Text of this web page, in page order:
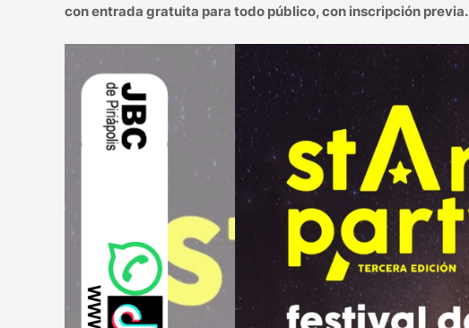
con entrada gratuita para todo público, con inscripción previa.